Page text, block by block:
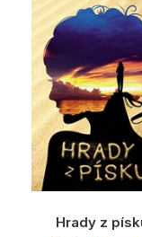
Všechny
Hrady z